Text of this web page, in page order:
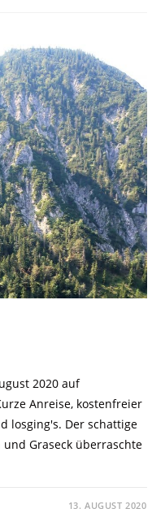
2020 auf
Anreise, kostenfreier
losging's. Der schattige
Graseck überraschte
13. AUGUST 2020